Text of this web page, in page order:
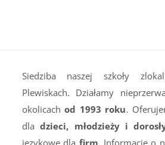
Siedziba naszej szkoły
Plewiskach. Działamy
okolicachod 1993 roku.
dladzieci, młodzieży i
językowe dla firm. Informacje o